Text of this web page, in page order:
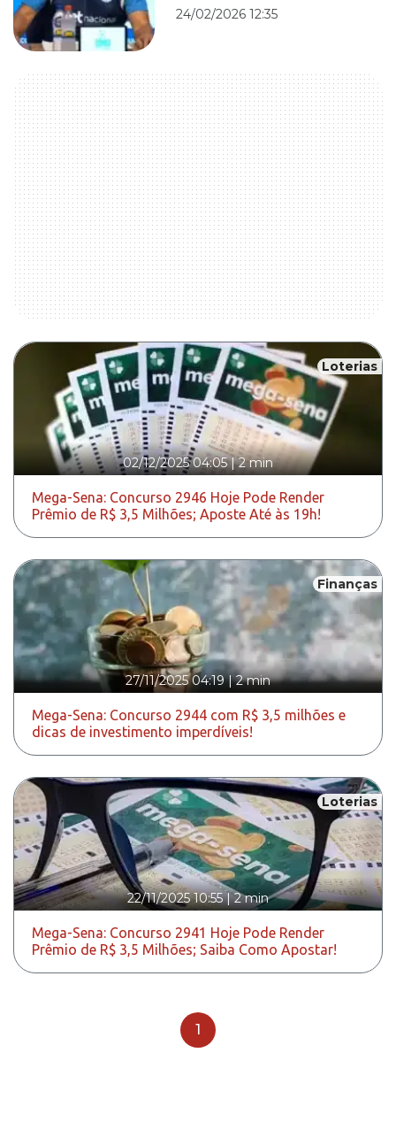
24/02/2026 12:35
Loterias
02/12/2025 04:05|2 min
Mega-Sena: Concurso 2946 Hoje Pode Render
Prêmio de R$ 3,5 Milhões; Aposte Até às 19h!
Finanças
27/11/2025 04:19|2 min
Mega-Sena: Concurso 2944 com R$ 3,5 milhões e
dicas de investimento imperdíveis!
Loterias
22/11/2025 10:55|2 min
Mega-Sena: Concurso 2941 Hoje Pode Render
Prêmio de R$ 3,5 Milhões; Saiba Como Apostar!
1